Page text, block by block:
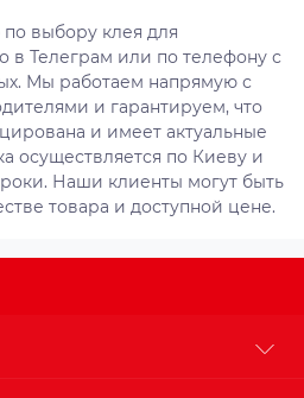
выбору клея для
в Телеграм или по телефону с
Мы работаем напрямую с
и гарантируем, что
и имеет актуальные
осуществляется по Киеву и
Наши клиенты могут быть
товара и доступной цене.